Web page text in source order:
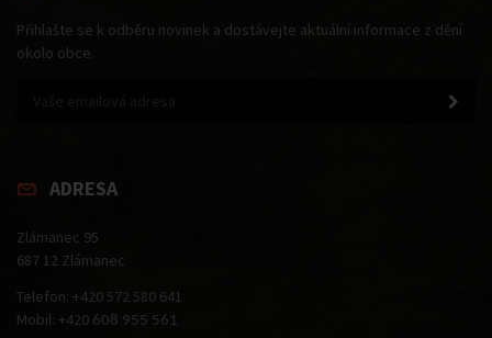
Přihlašte se k odběru novinek a dostávejte aktuální informace z dění
okolo obce.
ADRESA
Zlámanec 95
687 12 Zlámanec
Telefon: +420 572 580 641
Mobil: +420 608 955 561